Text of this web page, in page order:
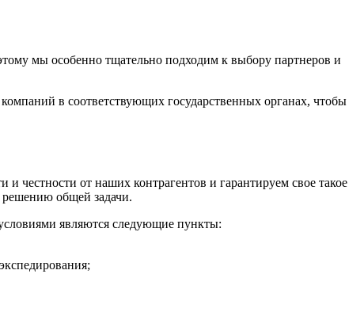
мы особенно тщательно подходим к выбору партнеров и
в соответствующих государственных органах, чтобы
честности от наших контрагентов и гарантируем свое такое
общей задачи.
являются следующие пункты: